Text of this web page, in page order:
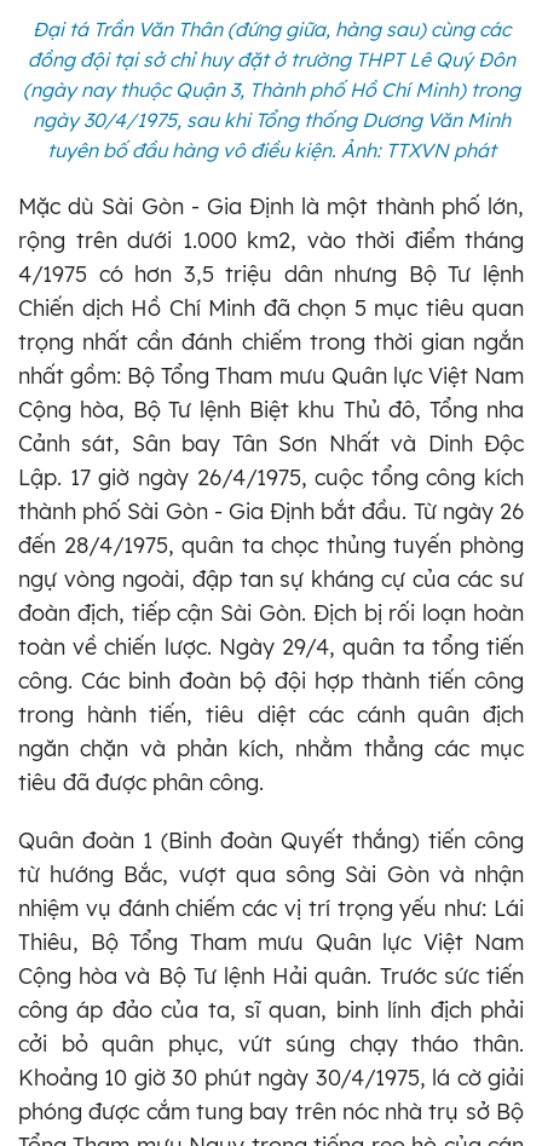
Đại tá Trần Văn Thân (đứng giữa, hàng sau) cùng các
đồng đội tại sở chỉ huy đặt ở trường THPT Lê Quý Đôn
(ngày nay thuộc Quận 3, Thành phố Hồ Chí Minh) trong
ngày 30/4/1975, sau khi Tổng thống Dương Văn Minh
tuyên bố đầu hàng vô điều kiện. Ảnh: TTXVN phát
Mặc dù Sài Gòn - Gia Định là một thành phố lớn,
rộng trên dưới 1.000 km2, vào thời điểm tháng
4/1975 có hơn 3,5 triệu dân nhưng Bộ Tư lệnh
Chiến dịch Hồ Chí Minh đã chọn 5 mục tiêu quan
trọng nhất cần đánh chiếm trong thời gian ngắn
nhất gồm: Bộ Tổng Tham mưu Quân lực Việt Nam
Cộng hòa, Bộ Tư lệnh Biệt khu Thủ đô, Tổng nha
Cảnh sát, Sân bay Tân Sơn Nhất và Dinh Độc
Lập. 17 giờ ngày 26/4/1975, cuộc tổng công kích
thành phố Sài Gòn - Gia Định bắt đầu. Từ ngày 26
đến 28/4/1975, quân ta chọc thủng tuyến phòng
ngự vòng ngoài, đập tan sự kháng cự của các sư
đoàn địch, tiếp cận Sài Gòn. Địch bị rối loạn hoàn
toàn về chiến lược. Ngày 29/4, quân ta tổng tiến
công. Các binh đoàn bộ đội hợp thành tiến công
trong hành tiến, tiêu diệt các cánh quân địch
ngăn chặn và phản kích, nhằm thẳng các mục
tiêu đã được phân công.
Quân đoàn 1 (Binh đoàn Quyết thắng) tiến công
từ hướng Bắc, vượt qua sông Sài Gòn và nhận
nhiệm vụ đánh chiếm các vị trí trọng yếu như: Lái
Thiêu, Bộ Tổng Tham mưu Quân lực Việt Nam
Cộng hòa và Bộ Tư lệnh Hải quân. Trước sức tiến
công áp đảo của ta, sĩ quan, binh lính địch phải
cởi bỏ quân phục, vứt súng chạy tháo thân.
Khoảng 10 giờ 30 phút ngày 30/4/1975, lá cờ giải
phóng được cắm tung bay trên nóc nhà trụ sở Bộ